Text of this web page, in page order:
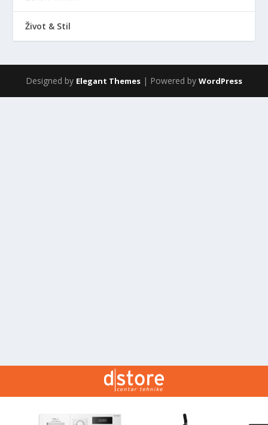
Život & Stil
Designed by Elegant Themes | Powered by WordPress